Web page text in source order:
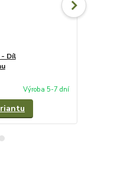
- Díl
Výroba 5-7 dní